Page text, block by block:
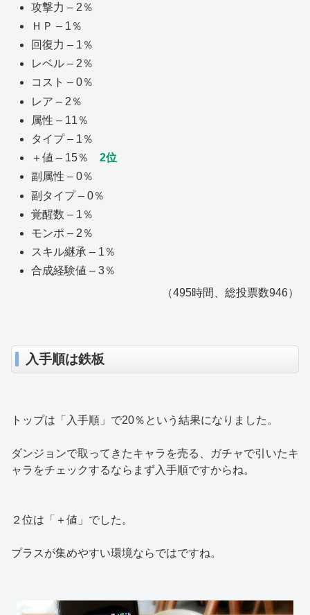
攻撃力 – 2％
ＨＰ – 1％
回復力 – 1％
レベル – 2％
コスト – 0％
レア – 2％
属性 – 11％
タイプ – 1％
＋値 – 15％2位
副属性 – 0％
副タイプ – 0％
覚醒数 – 1％
モンポ – 2％
スキル継承 – 1％
合成経験値 – 3％
（495時間、総投票数946）
入手順は鉄板
トップは「入手順」で20％という結果になりました。
ダンジョンで取ってきたキャラを売る、ガチャで引いたキ
ャラをチェックするならまず入手順ですからね。
２位は「＋値」でした。
プラスが集めやすい環境ならではですね。